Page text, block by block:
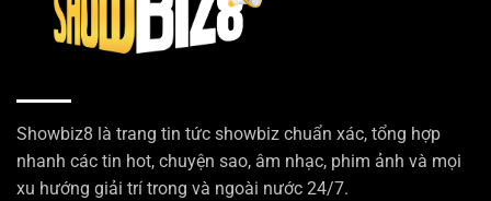
Showbiz8 là trang tin tức showbiz chuẩn xác, tổng hợp
nhanh các tin hot, chuyện sao, âm nhạc, phim ảnh và mọi
xu hướng giải trí trong và ngoài nước 24/7.